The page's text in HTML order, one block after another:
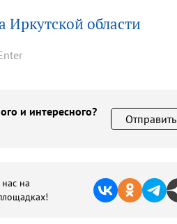
Иркутской области
и интересного?
Отправить
на